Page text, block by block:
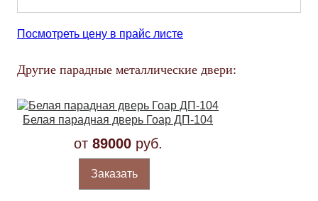
Посмотреть цену в прайс листе
Другие парадные металлические двери:
Белая парадная дверь Гоар ДП-104
от 89000руб.
Заказать